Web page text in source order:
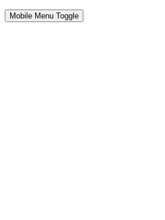
Mobile Menu Toggle